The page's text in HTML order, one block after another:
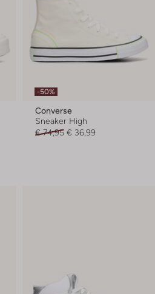
-50%
Converse
Sneaker High
€ 74,95 € 36,99